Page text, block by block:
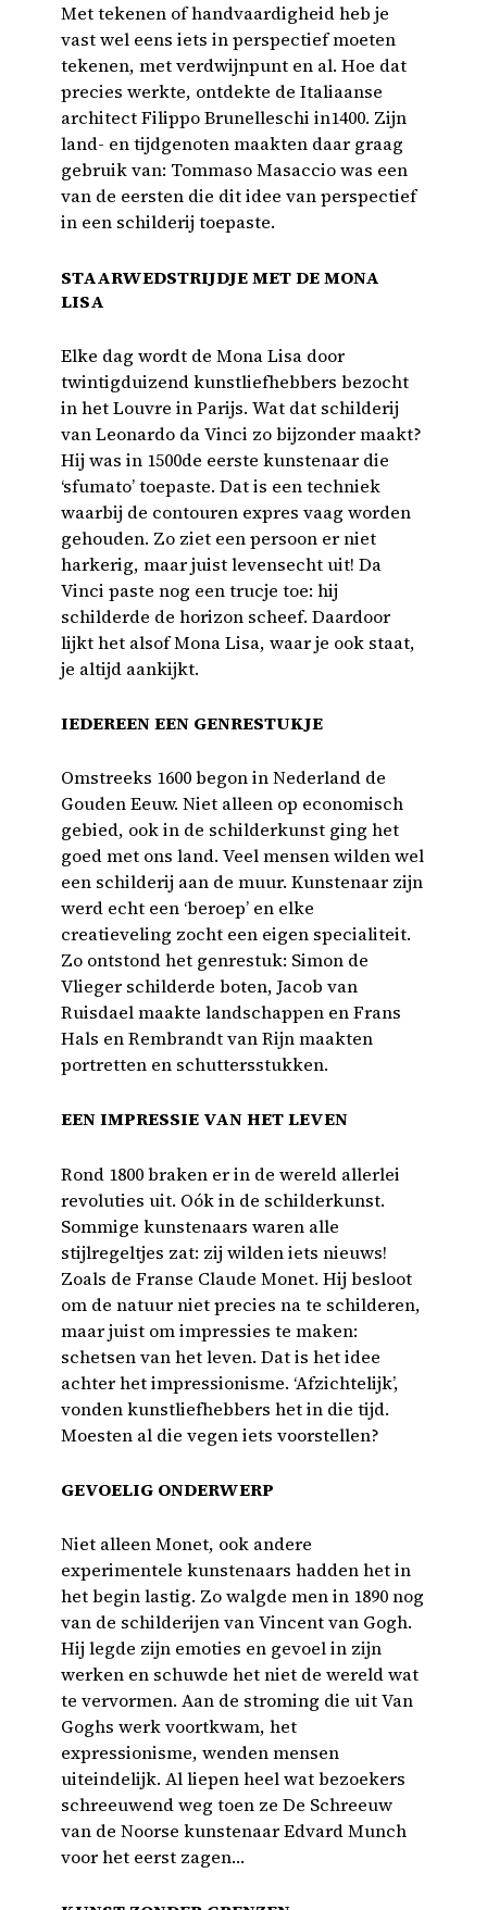
Met tekenen of handvaardigheid heb je
vast wel eens iets in perspectief moeten
tekenen, met verdwijnpunt en al. Hoe dat
precies werkte, ontdekte de Italiaanse
architect Filippo Brunelleschi in1400. Zijn
land- en tijdgenoten maakten daar graag
gebruik van: Tommaso Masaccio was een
van de eersten die dit idee van perspectief
in een schilderij toepaste.
STAARWEDSTRIJDJE MET DE MONA
LISA
Elke dag wordt de Mona Lisa door
twintigduizend kunstliefhebbers bezocht
in het Louvre in Parijs. Wat dat schilderij
van Leonardo da Vinci zo bijzonder maakt?
Hij was in 1500de eerste kunstenaar die
‘sfumato’ toepaste. Dat is een techniek
waarbij de contouren expres vaag worden
gehouden. Zo ziet een persoon er niet
harkerig, maar juist levensecht uit! Da
Vinci paste nog een trucje toe: hij
schilderde de horizon scheef. Daardoor
lijkt het alsof Mona Lisa, waar je ook staat,
je altijd aankijkt.
IEDEREEN EEN GENRESTUKJE
Omstreeks 1600 begon in Nederland de
Gouden Eeuw. Niet alleen op economisch
gebied, ook in de schilderkunst ging het
goed met ons land. Veel mensen wilden wel
een schilderij aan de muur. Kunstenaar zijn
werd echt een ‘beroep’ en elke
creatieveling zocht een eigen specialiteit.
Zo ontstond het genrestuk: Simon de
Vlieger schilderde boten, Jacob van
Ruisdael maakte landschappen en Frans
Hals en Rembrandt van Rijn maakten
portretten en schuttersstukken.
EEN IMPRESSIE VAN HET LEVEN
Rond 1800 braken er in de wereld allerlei
revoluties uit. Oók in de schilderkunst.
Sommige kunstenaars waren alle
stijlregeltjes zat: zij wilden iets nieuws!
Zoals de Franse Claude Monet. Hij besloot
om de natuur niet precies na te schilderen,
maar juist om impressies te maken:
schetsen van het leven. Dat is het idee
achter het impressionisme. ‘Afzichtelijk’,
vonden kunstliefhebbers het in die tijd.
Moesten al die vegen iets voorstellen?
GEVOELIG ONDERWERP
Niet alleen Monet, ook andere
experimentele kunstenaars hadden het in
het begin lastig. Zo walgde men in 1890 nog
van de schilderijen van Vincent van Gogh.
Hij legde zijn emoties en gevoel in zijn
werken en schuwde het niet de wereld wat
te vervormen. Aan de stroming die uit Van
Goghs werk voortkwam, het
expressionisme, wenden mensen
uiteindelijk. Al liepen heel wat bezoekers
schreeuwend weg toen ze De Schreeuw
van de Noorse kunstenaar Edvard Munch
voor het eerst zagen…